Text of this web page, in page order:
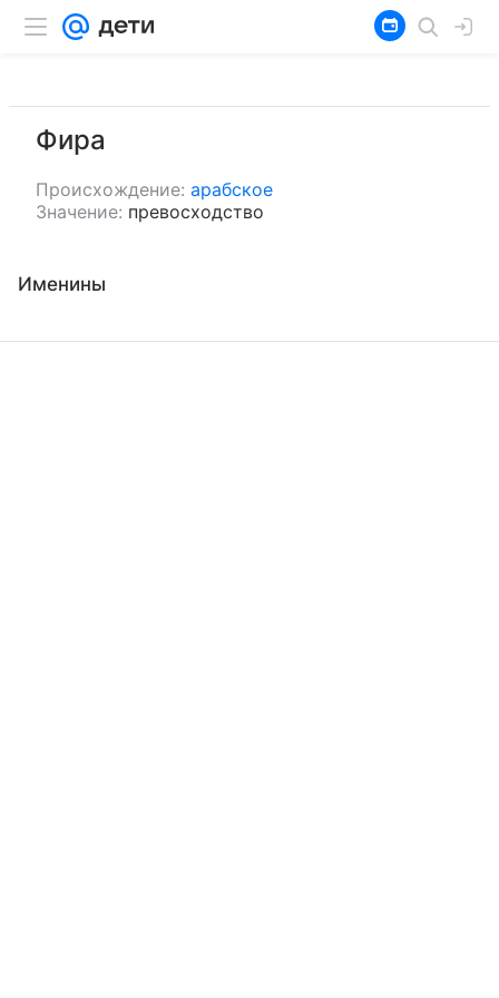
Фира
Происхождение: арабское
Значение: превосходство
Именины